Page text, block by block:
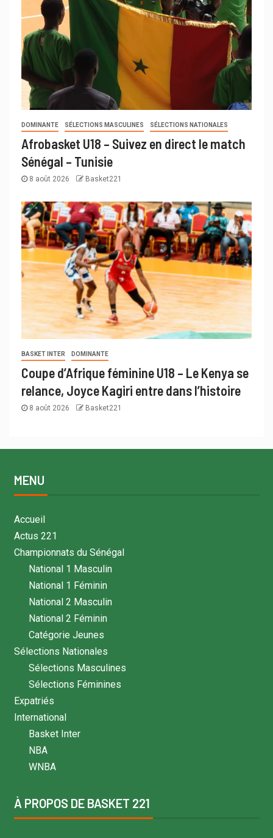
DOMINANTE SÉLECTIONS MASCULINES SÉLECTIONS NATIONALES
Afrobasket U18 – Suivez en direct le match
Sénégal – Tunisie
8 août 2026 Basket221
BASKET INTER DOMINANTE
Coupe d’Afrique féminine U18 – Le Kenya se
relance, Joyce Kagiri entre dans l’histoire
8 août 2026 Basket221
MENU
Accueil
Actus 221
Championnats du Sénégal
National 1 Masculin
National 1 Féminin
National 2 Masculin
National 2 Féminin
Catégorie Jeunes
Sélections Nationales
Sélections Masculines
Sélections Féminines
Expatriés
International
Basket Inter
NBA
WNBA
À PROPOS DE BASKET 221